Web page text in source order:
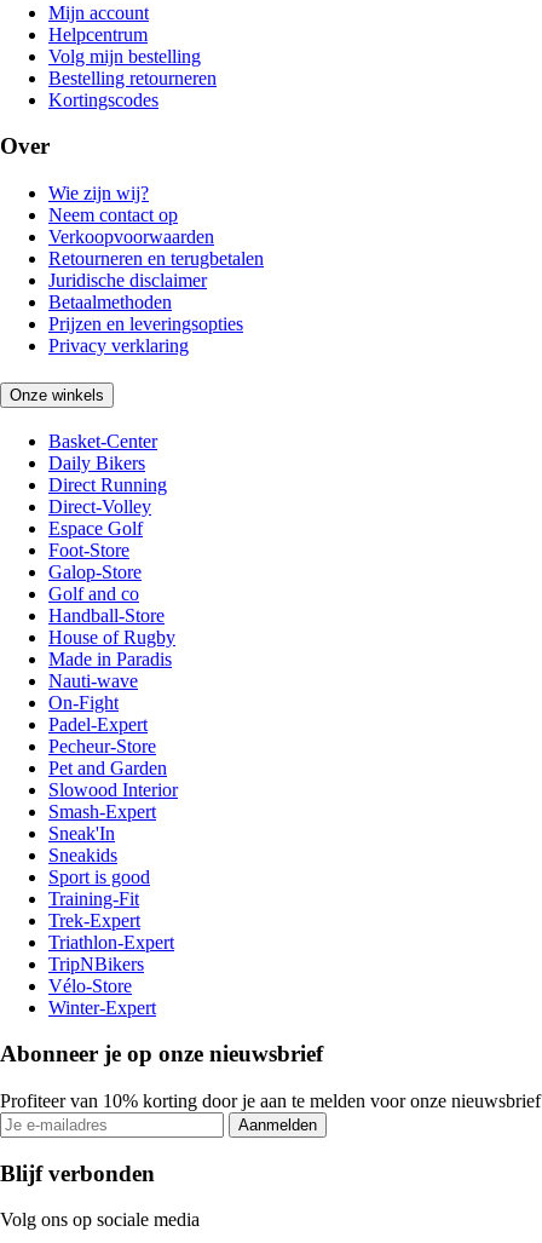
Mijn account
Helpcentrum
Volg mijn bestelling
Bestelling retourneren
Kortingscodes
Over
Wie zijn wij?
Neem contact op
Verkoopvoorwaarden
Retourneren en terugbetalen
Juridische disclaimer
Betaalmethoden
Prijzen en leveringsopties
Privacy verklaring
Onze winkels
Basket-Center
Daily Bikers
Direct Running
Direct-Volley
Espace Golf
Foot-Store
Galop-Store
Golf and co
Handball-Store
House of Rugby
Made in Paradis
Nauti-wave
On-Fight
Padel-Expert
Pecheur-Store
Pet and Garden
Slowood Interior
Smash-Expert
Sneak'In
Sneakids
Sport is good
Training-Fit
Trek-Expert
Triathlon-Expert
TripNBikers
Vélo-Store
Winter-Expert
Abonneer je op onze nieuwsbrief
Profiteer van 10% korting door je aan te melden voor onze nieuwsbrief
Aanmelden
Blijf verbonden
Volg ons op sociale media